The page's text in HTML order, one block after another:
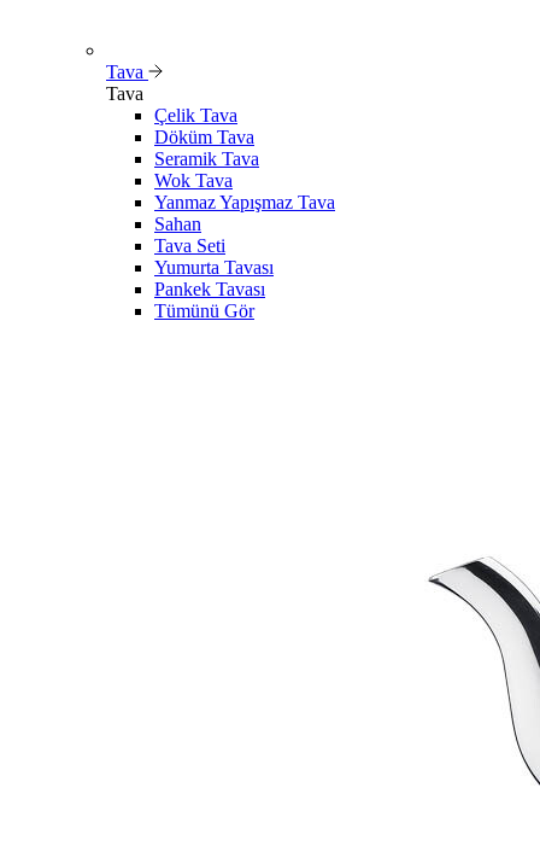
Tava
Tava
Çelik Tava
Döküm Tava
Seramik Tava
Wok Tava
Yanmaz Yapışmaz Tava
Sahan
Tava Seti
Yumurta Tavası
Pankek Tavası
Tümünü Gör